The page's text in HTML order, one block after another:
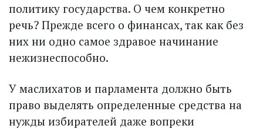
политику государства. О чем конкретно
речь? Прежде всего о финансах, так как без
них ни одно самое здравое начинание
нежизнеспособно.
У маслихатов и парламента должно быть
право выделять определенные средства на
нужды избирателей даже вопреки